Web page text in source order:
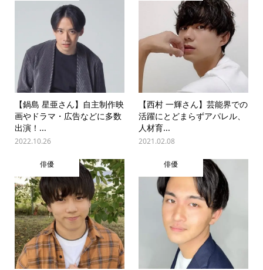
【鍋島 星亜さん】自主制作映
画やドラマ・広告などに多数
出演！...
2022.10.26
【西村 一輝さん】芸能界での
活躍にとどまらずアパレル、
人材育...
2021.02.08
俳優 俳優